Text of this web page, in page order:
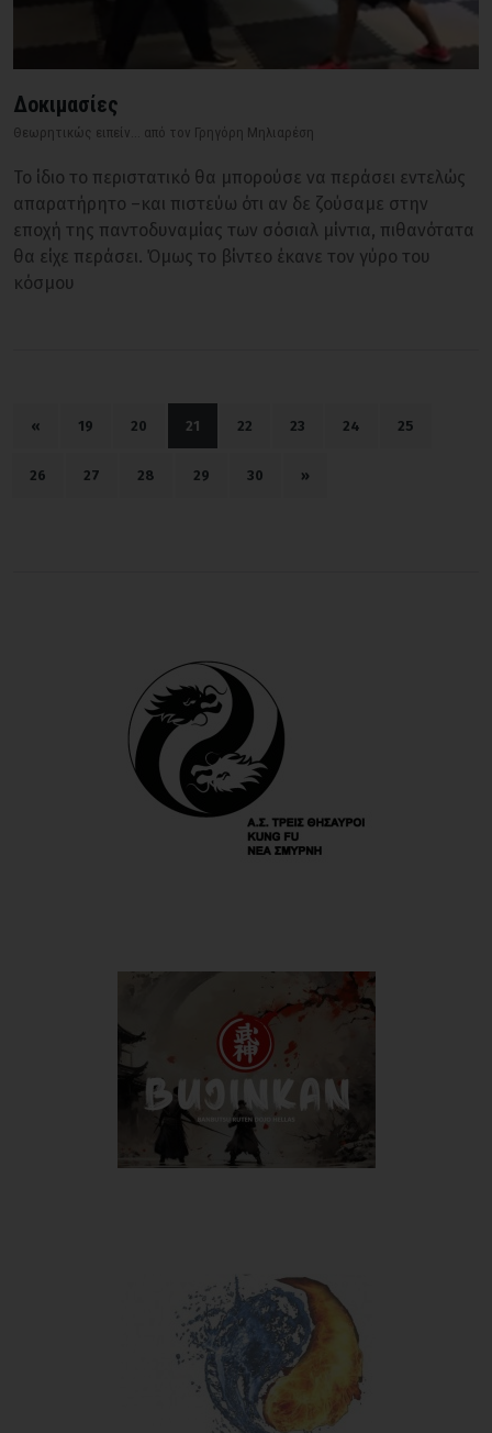
Δοκιμασίες
Θεωρητικώς ειπείν... από τον Γρηγόρη Μηλιαρέση
Το ίδιο το περιστατικό θα μπορούσε να περάσει εντελώς
απαρατήρητο –και πιστεύω ότι αν δε ζούσαμε στην
εποχή της παντοδυναμίας των σόσιαλ μίντια, πιθανότατα
θα είχε περάσει. Όμως το βίντεο έκανε τον γύρο του
κόσμου
« 19 20 21 22 23 24 25
26 27 28 29 30 »